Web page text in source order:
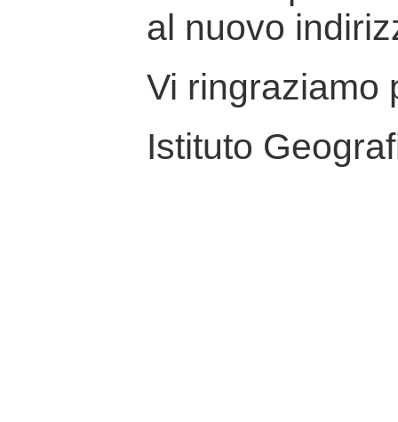
al nuovo
Vi ringraziamo
Istituto